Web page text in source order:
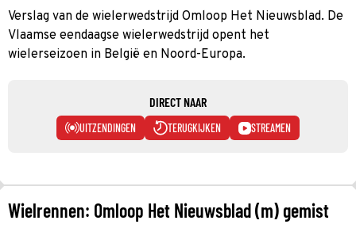
Verslag van de wielerwedstrijd Omloop Het Nieuwsblad. De
Vlaamse eendaagse wielerwedstrijd opent het
wielerseizoen in België en Noord-Europa.
DIRECT NAAR
UITZENDINGEN TERUGKIJKEN STREAMEN
Wielrennen: Omloop Het Nieuwsblad (m) gemist